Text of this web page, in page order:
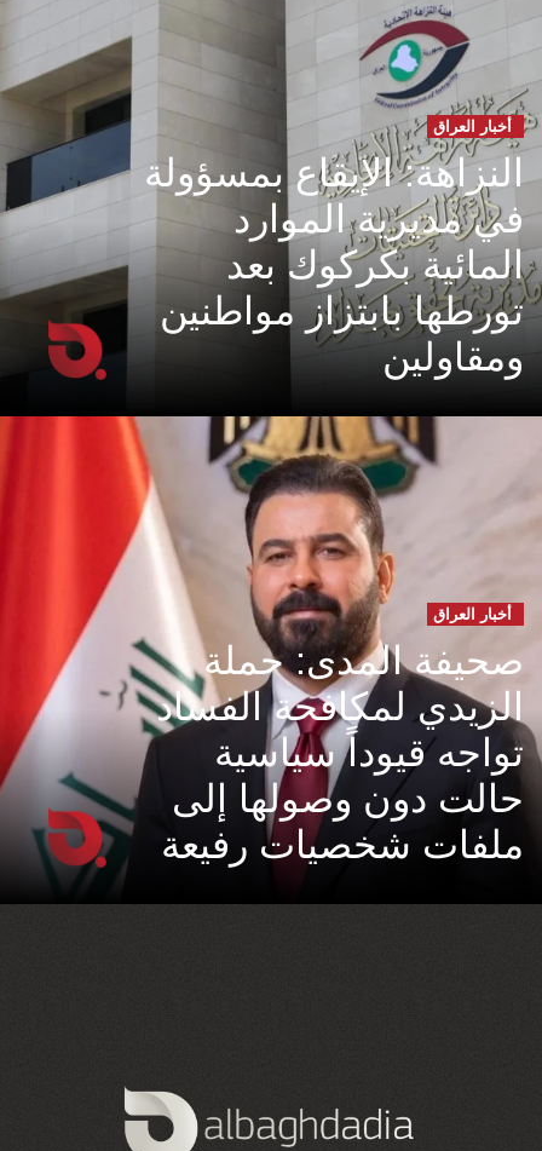
أخبار العراق
النزاهة: الإيقاع بمسؤولة
في مديرية الموارد
المائية بكركوك بعد
تورطها بابتزاز مواطنين
ومقاولين
أخبار العراق
صحيفة المدى: حملة
الزيدي لمكافحة الفساد
تواجه قيوداً سياسية
حالت دون وصولها إلى
ملفات شخصيات رفيعة